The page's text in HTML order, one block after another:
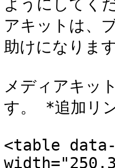
ようにしてく
アキットは、
助けになります
メディアキッ
す。 *追加リ
<table data-